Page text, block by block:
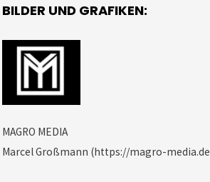
BILDER UND GRAFIKEN:
MAGRO MEDIA
Marcel Großmann (https://magro-media.de